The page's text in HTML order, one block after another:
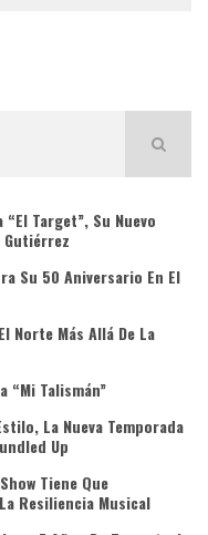
Target”, Su Nuevo
Gutiérrez
Su 50 Aniversario En El
Norte Más Allá De La
“Mi Talismán”
La Nueva Temporada
Up
Tiene Que
Resiliencia Musical